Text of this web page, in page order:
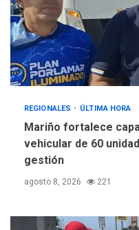
REGIONALES ÚLTIMA HORA
Mariño fortalece
vehicular de 60
gestión
agosto 8, 2026 221